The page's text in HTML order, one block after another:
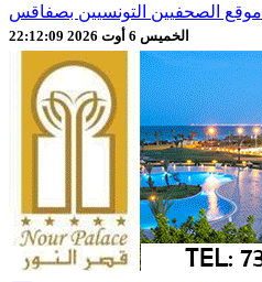
موقع الصحفيين التونسيين بصفاقس
الخميس 6 أوت 2026 22:12:12